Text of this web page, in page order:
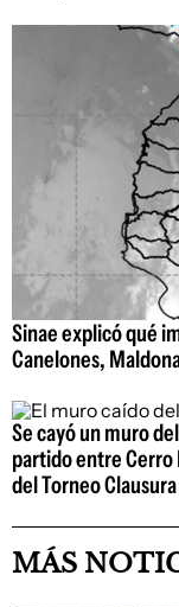
Sinae explicó qué
Canelones,
Se cayó un muro
partido entre Cerro
del Torneo Clausura
MÁS